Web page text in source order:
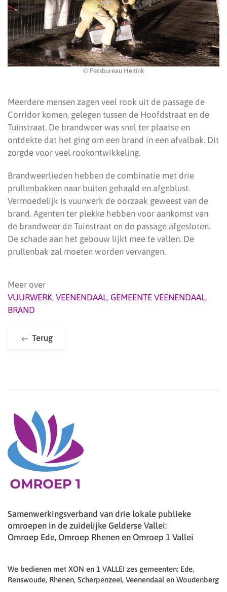
© Persbureau Heitink
Meerdere mensen zagen veel rook uit de passage de
Corridor komen, gelegen tussen de Hoofdstraat en de
Tuinstraat. De brandweer was snel ter plaatse en
ontdekte dat het ging om een brand in een afvalbak. Dit
zorgde voor veel rookontwikkeling.
Brandweerlieden hebben de combinatie met drie
prullenbakken naar buiten gehaald en afgeblust.
Vermoedelijk is vuurwerk de oorzaak geweest van de
brand. Agenten ter plekke hebben voor aankomst van
de brandweer de Tuinstraat en de passage afgesloten.
De schade aan het gebouw lijkt mee te vallen. De
prullenbak zal moeten worden vervangen.
Meer over
VUURWERK, VEENENDAAL, GEMEENTE VEENENDAAL,
BRAND
Terug
Samenwerkingsverband van drie lokale publieke
omroepen in de zuidelijke Gelderse Vallei:
Omroep Ede, Omroep Rhenen en Omroep 1 Vallei
We bedienen met XON en 1 VALLEI zes gemeenten: Ede,
Renswoude, Rhenen, Scherpenzeel, Veenendaal en Woudenberg